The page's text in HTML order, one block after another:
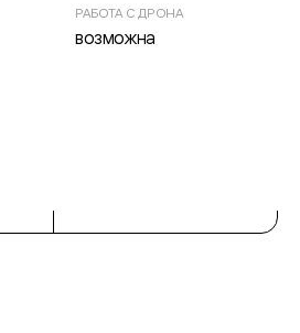
РАБОТА С ДРОНА
возможна